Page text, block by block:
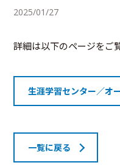
2025/01/27
詳細は以下のページをご
生涯学習センター／オ
一覧に戻る